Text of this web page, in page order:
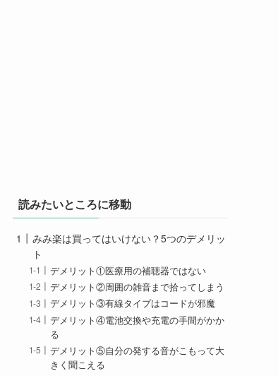
読みたいところに移動
みみ楽は買ってはいけない？5つのデメリッ
ト
デメリット①医療用の補聴器ではない
デメリット②周囲の雑音まで拾ってしまう
デメリット③有線タイプはコードが邪魔
デメリット④電池交換や充電の手間がかか
る
デメリット⑤自分の発する音がこもって大
きく聞こえる